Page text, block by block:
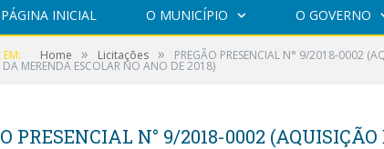
PÁGINA INICIAL O MUNICÍPIO O GOVERNO
EM: Home » Licitações » PREGÃO PRESENCIAL N° 9/2018-0002
MERENDA ESCOLAR NO ANO DE 2018)
PRESENCIAL N° 9/2018-0002 (AQUISIÇÃO